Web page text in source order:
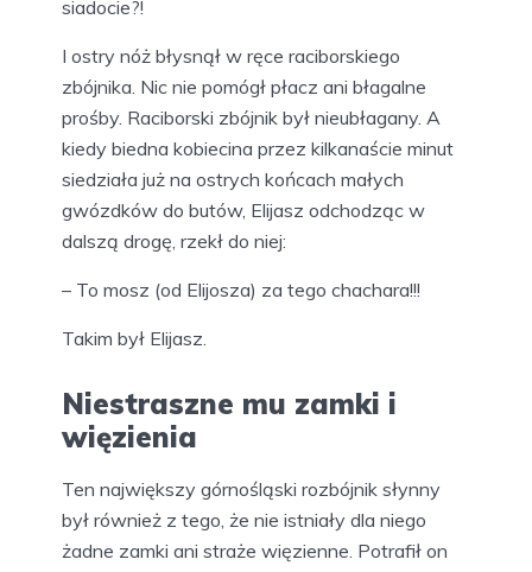
siadocie?!
I ostry nóż błysnął w ręce raciborskiego
zbójnika. Nic nie pomógł płacz ani błagalne
prośby. Raciborski zbójnik był nieubłagany. A
kiedy biedna kobiecina przez kilkanaście minut
siedziała już na ostrych końcach małych
gwózdków do butów, Elijasz odchodząc w
dalszą drogę, rzekł do niej:
– To mosz (od Elijosza) za tego chachara!!!
Takim był Elijasz.
Niestraszne mu zamki i
więzienia
Ten największy górnośląski rozbójnik słynny
był również z tego, że nie istniały dla niego
żadne zamki ani straże więzienne. Potrafił on